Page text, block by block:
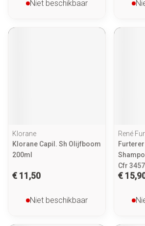
Niet beschikbaar
Klorane
Klorane Capil. Sh Olijfboom
200ml
€ 11,50
Niet beschikbaar
René
Cfr
€